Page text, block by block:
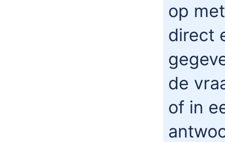
op
direct
de
of in